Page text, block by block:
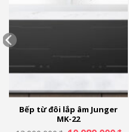
Bếp từ đôi lắp âm Junger
MK-22